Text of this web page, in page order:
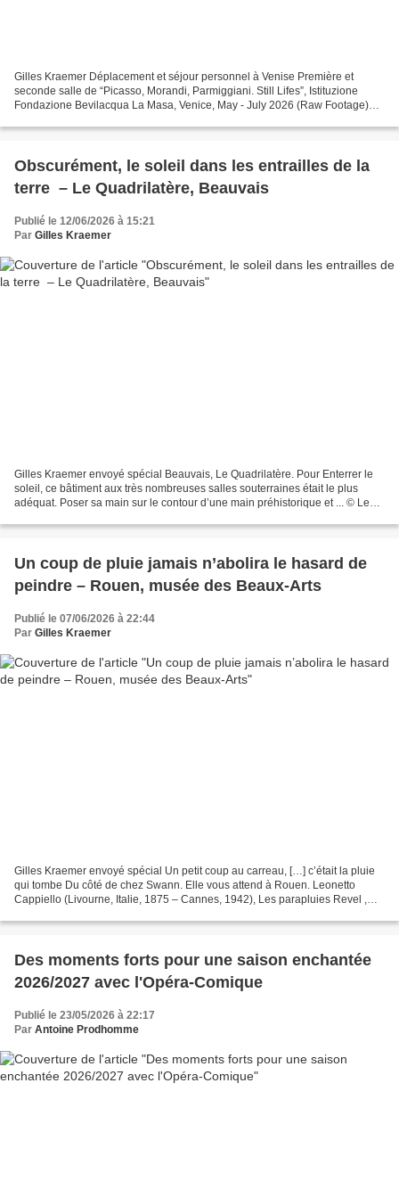
Gilles Kraemer Déplacement et séjour personnel à Venise Première et
seconde salle de “Picasso, Morandi, Parmiggiani. Still Lifes”, Istituzione
Fondazione Bevilacqua La Masa, Venice, May - July 2026 (Raw Footage)
Obscurément, le soleil dans les entrailles de la
terre – Le Quadrilatère, Beauvais
Publié le 12/06/2026 à 15:21
Par Gilles Kraemer
Gilles Kraemer envoyé spécial Beauvais, Le Quadrilatère. Pour Enterrer le
soleil, ce bâtiment aux très nombreuses salles souterraines était le plus
adéquat. Poser sa main sur le contour d’une main préhistorique et ... © Le
Un coup de pluie jamais n’abolira le hasard de
peindre – Rouen, musée des Beaux-Arts
Publié le 07/06/2026 à 22:44
Par Gilles Kraemer
Gilles Kraemer envoyé spécial Un petit coup au carreau, […] c’était la pluie
qui tombe Du côté de chez Swann. Elle vous attend à Rouen. Leonetto
Cappiello (Livourne, Italie, 1875 – Cannes, 1942), Les parapluies Revel ,
Des moments forts pour une saison enchantée
2026/2027 avec l'Opéra-Comique
Publié le 23/05/2026 à 22:17
Par Antoine Prodhomme